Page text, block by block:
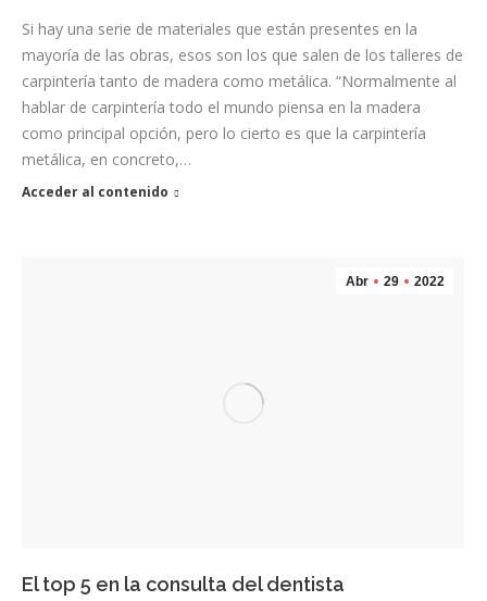
Si hay una serie de materiales que están presentes en la
mayoría de las obras, esos son los que salen de los talleres de
carpintería tanto de madera como metálica. “Normalmente al
hablar de carpintería todo el mundo piensa en la madera
como principal opción, pero lo cierto es que la carpintería
metálica, en concreto,…
Acceder al contenido
Abr 29 2022
El top 5 en la consulta del dentista